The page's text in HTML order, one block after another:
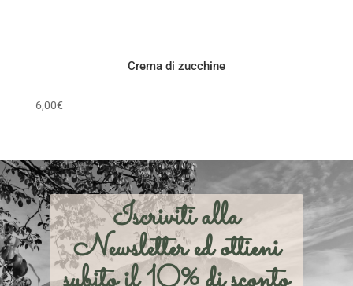
Crema di zucchine
6,00€
Iscriviti alla
Newsletter ed ottieni